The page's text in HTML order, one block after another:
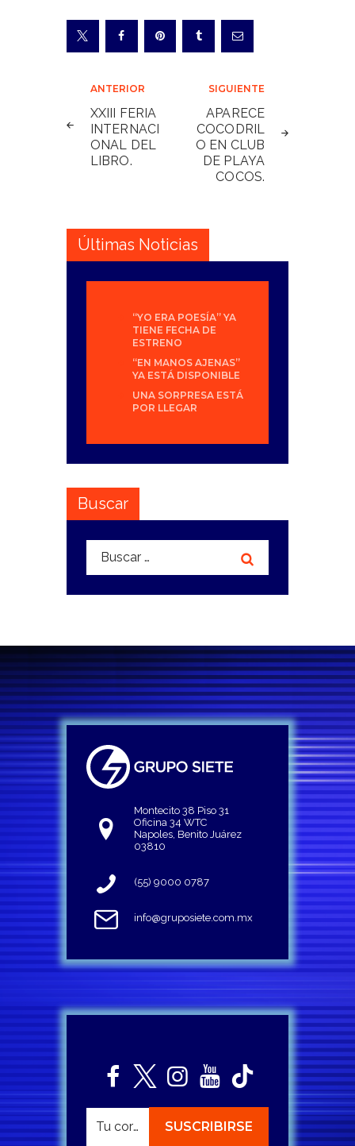
Navegación
de
entradas
ANTERIOR
XXIII FERIA
INTERNACI
ONAL DEL
LIBRO.
SIGUIENTE
APARECE
COCODRIL
O EN CLUB
DE PLAYA
COCOS.
Últimas Noticias
“YO ERA POESÍA” YA
TIENE FECHA DE
ESTRENO
“EN MANOS AJENAS”
YA ESTÁ DISPONIBLE
UNA SORPRESA ESTÁ
POR LLEGAR
Buscar
Buscar:
Montecito 38 Piso 31
Oficina 34 WTC
Napoles, Benito Juárez
03810
(55) 9000 0787
info@gruposiete.com.mx